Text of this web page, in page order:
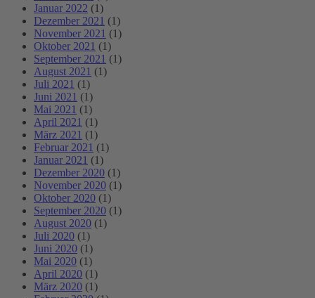
Januar 2022 (1)
Dezember 2021 (1)
November 2021 (1)
Oktober 2021 (1)
September 2021 (1)
August 2021 (1)
Juli 2021 (1)
Juni 2021 (1)
Mai 2021 (1)
April 2021 (1)
März 2021 (1)
Februar 2021 (1)
Januar 2021 (1)
Dezember 2020 (1)
November 2020 (1)
Oktober 2020 (1)
September 2020 (1)
August 2020 (1)
Juli 2020 (1)
Juni 2020 (1)
Mai 2020 (1)
April 2020 (1)
März 2020 (1)